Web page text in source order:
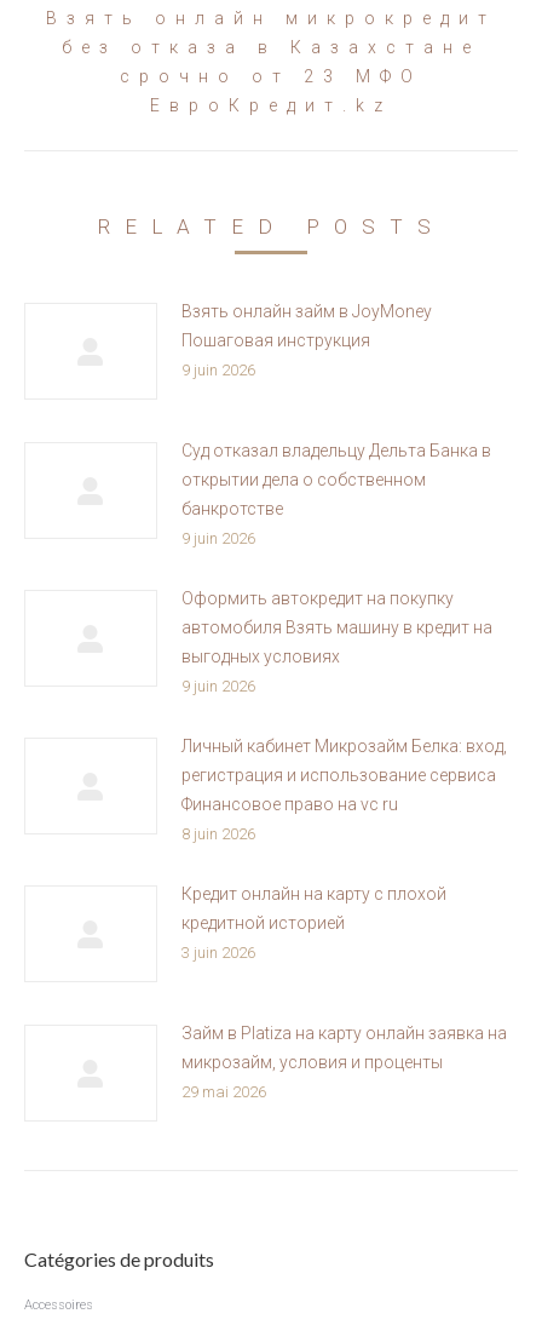
Article
suivant
:
Взять онлайн микрокредит
без отказа в Казахстане
срочно от 23 МФО
ЕвроКредит.kz
RELATED POSTS
Взять онлайн займ в JoyMoney
Пошаговая инструкция
9 juin 2026
Суд отказал владельцу Дельта Банка в
открытии дела о собственном
банкротстве
9 juin 2026
Оформить автокредит на покупку
автомобиля Взять машину в кредит на
выгодных условиях
9 juin 2026
Личный кабинет Микрозайм Белка: вход,
регистрация и использование сервиса
Финансовое право на vc ru
8 juin 2026
Кредит онлайн на карту с плохой
кредитной историей
3 juin 2026
Займ в Platiza на карту онлайн заявка на
микрозайм, условия и проценты
29 mai 2026
Catégories de produits
Accessoires